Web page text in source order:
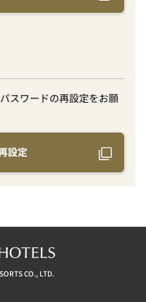
スワードの再設定をお願
設定
CO., LTD.